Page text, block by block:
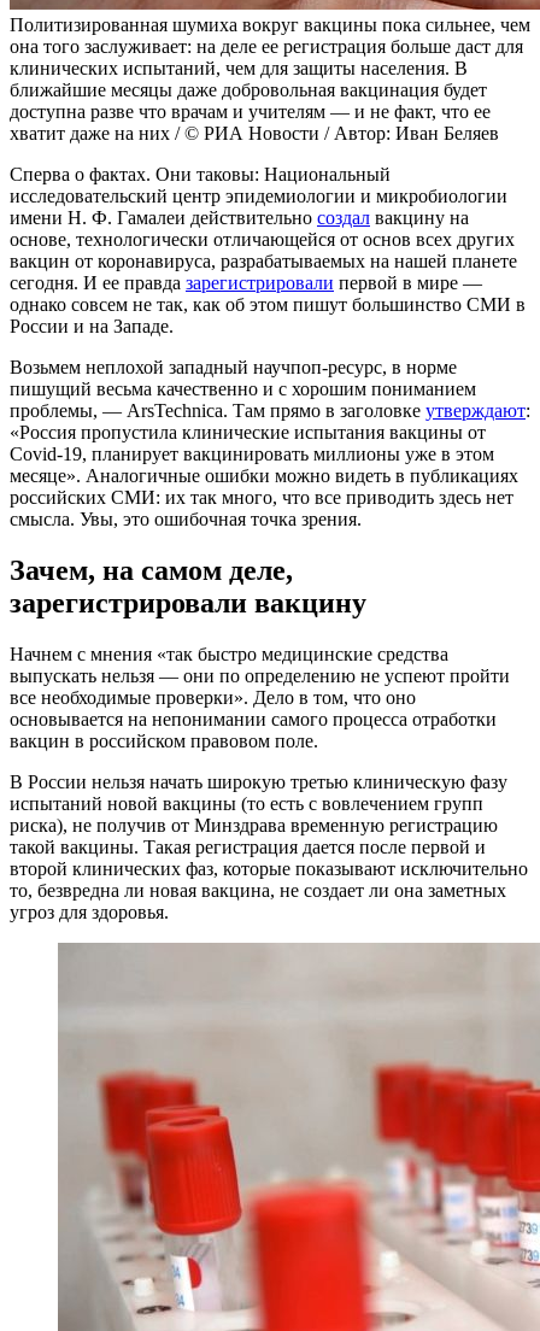
Политизированная шумиха вокруг вакцины пока сильнее, чем
она того заслуживает: на деле ее регистрация больше даст для
клинических испытаний, чем для защиты населения. В
ближайшие месяцы даже добровольная вакцинация будет
доступна разве что врачам и учителям — и не факт, что ее
хватит даже на них / © РИА Новости / Автор: Иван Беляев
Сперва о фактах. Они таковы: Национальный
исследовательский центр эпидемиологии и микробиологии
имени Н. Ф. Гамалеи действительно создал вакцину на
основе, технологически отличающейся от основ всех других
вакцин от коронавируса, разрабатываемых на нашей планете
сегодня. И ее правда зарегистрировали первой в мире —
однако совсем не так, как об этом пишут большинство СМИ в
России и на Западе.
Возьмем неплохой западный научпоп-ресурс, в норме
пишущий весьма качественно и с хорошим пониманием
проблемы, — ArsTechnica. Там прямо в заголовке утверждают:
«Россия пропустила клинические испытания вакцины от
Covid-19, планирует вакцинировать миллионы уже в этом
месяце». Аналогичные ошибки можно видеть в публикациях
российских СМИ: их так много, что все приводить здесь нет
смысла. Увы, это ошибочная точка зрения.
Зачем, на самом деле,
зарегистрировали вакцину
Начнем с мнения «так быстро медицинские средства
выпускать нельзя — они по определению не успеют пройти
все необходимые проверки». Дело в том, что оно
основывается на непонимании самого процесса отработки
вакцин в российском правовом поле.
В России нельзя начать широкую третью клиническую фазу
испытаний новой вакцины (то есть с вовлечением групп
риска), не получив от Минздрава временную регистрацию
такой вакцины. Такая регистрация дается после первой и
второй клинических фаз, которые показывают исключительно
то, безвредна ли новая вакцина, не создает ли она заметных
угроз для здоровья.